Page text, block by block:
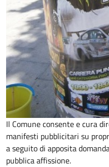
Il Comune consente e cura
manifesti pubblicitari su
a seguito di apposita
pubblica affissione.